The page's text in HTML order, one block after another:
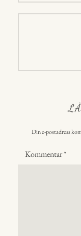
Din e-postadress
Kommentar*